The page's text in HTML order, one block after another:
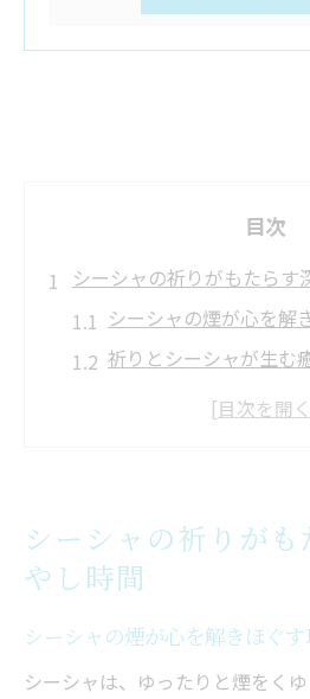
目次
シーシャの祈りがもたらす
シーシャの煙が心を解
祈りとシーシャが生む
シーシャの静寂な癒や
静寂の中で味わうシーシャ
シーシャの煙と静寂が
静かな空間で楽しむシ
シーシャと静寂で心が
深呼吸で感じるシーシ
シーシャの祈りが
やし時間
シーシャの煙が心を解きほぐす
シーシャは、ゆったりと煙をく